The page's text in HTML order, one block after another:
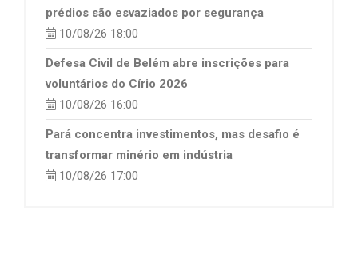
prédios são esvaziados por segurança
10/08/26 18:00
Defesa Civil de Belém abre inscrições para
voluntários do Círio 2026
10/08/26 16:00
Pará concentra investimentos, mas desafio é
transformar minério em indústria
10/08/26 17:00